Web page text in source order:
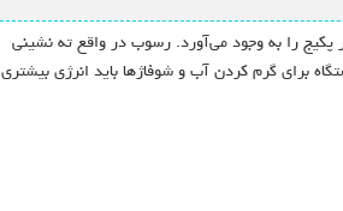
را به وجود می‌آورد. رسوب در واقع ته نشینی
برای گرم کردن آب و شوفاژها باید انرژی بیشتری